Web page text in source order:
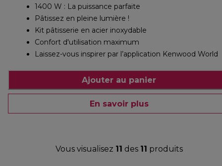
1400 W : La puissance parfaite
Pâtissez en pleine lumière !
Kit pâtisserie en acier inoxydable
Confort d'utilisation maximum
Laissez-vous inspirer par l’application Kenwood World
Ajouter au panier
En savoir plus
Vous visualisez 11 des 11 produits